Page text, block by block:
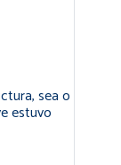
sea o
estuvo